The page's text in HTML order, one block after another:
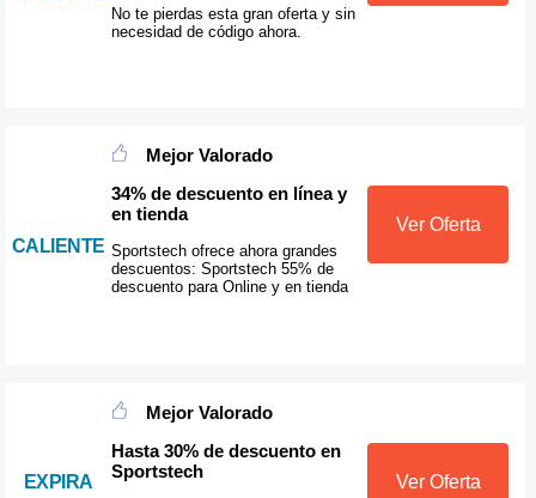
No te pierdas esta gran oferta y sin
necesidad de código ahora.
CALIENTE
Mejor Valorado
34% de descuento en línea y
en tienda
Sportstech ofrece ahora grandes
descuentos: Sportstech 55% de
descuento para Online y en tienda
Ver Oferta
EXPIRA
Mejor Valorado
Hasta 30% de descuento en
Sportstech
Ver Oferta